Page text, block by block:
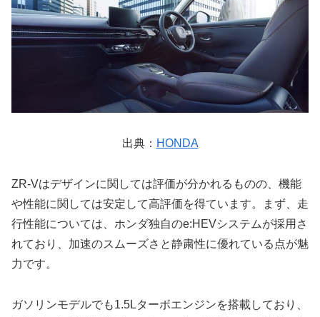
出典： HONDA
ZR-Vはデザインに関しては評価が分かれるものの、機能
や性能に関しては安定して高評価を得ています。まず、走
行性能については、ホンダ独自のe:HEVシステムが採用さ
れており、加速のスムーズさと静粛性に優れている点が魅
力です。
ガソリンモデルでも1.5Lターボエンジンを搭載しており、